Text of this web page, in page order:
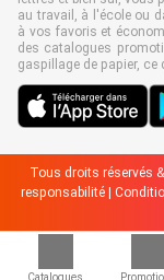
Catalogues
au travail, à l'école ou
à vos favoris et
des catalogues
gaspillage de papier, ce
Tous droits réservés
responsabilité